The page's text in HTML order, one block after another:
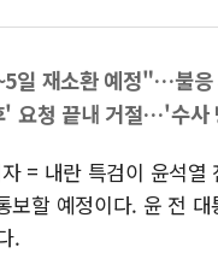
일 재소환 예정"…불응
요청 끝내 거절…'수사
= 내란 특검이 윤석
보할 예정이다. 윤 전
.